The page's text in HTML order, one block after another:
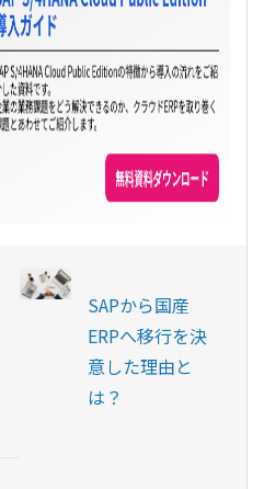
SAPから国産
ERPへ移行を決
意した理由と
は？